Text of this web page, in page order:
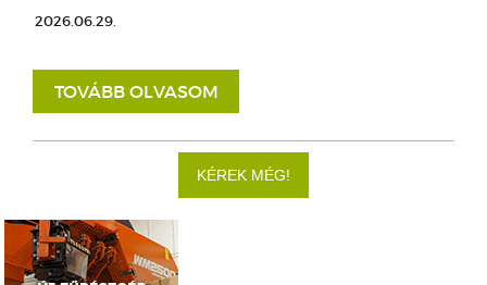
2026.06.29.
TOVÁBB OLVASOM
KÉREK MÉG!